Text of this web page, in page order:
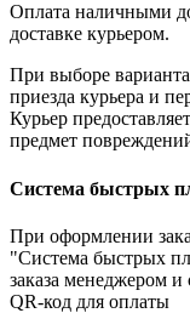
Оплата наличными
доставке курьером.
При выборе
приезда курьера и
Курьер
предмет
Система быстрых
При оформлении
"Система быстрых
заказа менеджером
QR-код для оплаты